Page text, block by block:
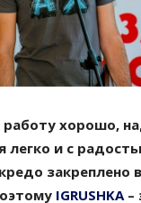
хорошо,
легко и с
закреплено
IGRUSHKA –